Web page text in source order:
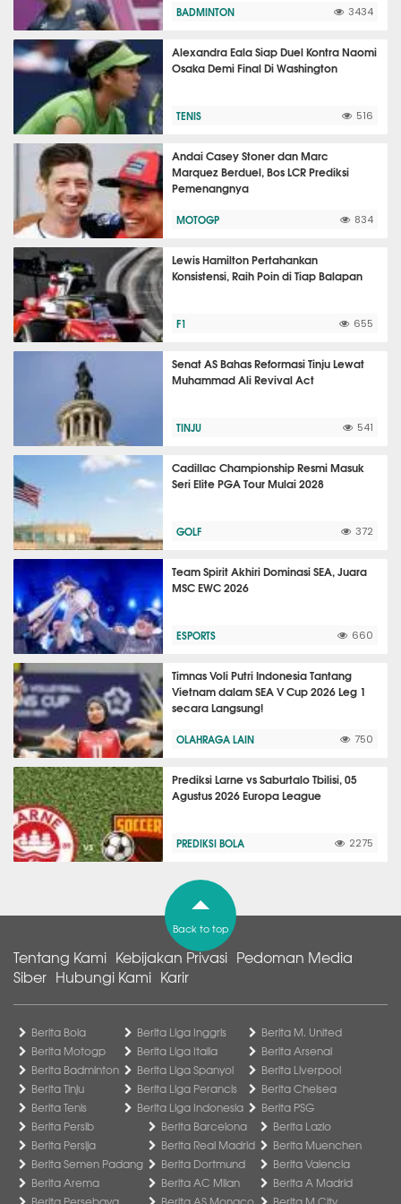
BADMINTON 3434
Alexandra Eala Siap Duel Kontra Naomi
Osaka Demi Final Di Washington
TENIS 516
Andai Casey Stoner dan Marc
Marquez Berduel, Bos LCR Prediksi
Pemenangnya
MOTOGP 834
Lewis Hamilton Pertahankan
Konsistensi, Raih Poin di Tiap Balapan
F1 655
Senat AS Bahas Reformasi Tinju Lewat
Muhammad Ali Revival Act
TINJU 541
Cadillac Championship Resmi Masuk
Seri Elite PGA Tour Mulai 2028
GOLF 372
Team Spirit Akhiri Dominasi SEA, Juara
MSC EWC 2026
ESPORTS 660
Timnas Voli Putri Indonesia Tantang
Vietnam dalam SEA V Cup 2026 Leg 1
secara Langsung!
OLAHRAGA LAIN 750
Prediksi Larne vs Saburtalo Tbilisi, 05
Agustus 2026 Europa League
PREDIKSI BOLA 2275
Back to top
Tentang Kami Kebijakan Privasi Pedoman Media
Siber Hubungi Kami Karir
Berita Bola
Berita Motogp
Berita Badminton
Berita Tinju
Berita Tenis
Berita Liga Inggris
Berita Liga Italia
Berita Liga Spanyol
Berita Liga Perancis
Berita Liga Indonesia
Berita M. United
Berita Arsenal
Berita Liverpool
Berita Chelsea
Berita PSG
Berita Persib
Berita Persija
Berita Semen Padang
Berita Arema
Berita Barcelona
Berita Real Madrid
Berita Dortmund
Berita AC Milan
Berita Lazio
Berita Muenchen
Berita Valencia
Berita A Madrid